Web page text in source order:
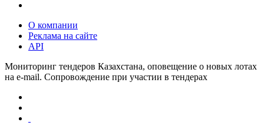
О компании
Реклама на сайте
API
Мониторинг тендеров Казахстана, оповещение о новых лотах
на e-mail. Сопровождение при участии в тендерах